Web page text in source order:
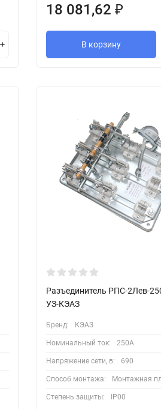
18 081,62 ₽
В корзину
Разъединитель РПС-2Лев-
УЗ-КЭАЗ
Бренд: КЭАЗ
Номинальный ток: 250А
Напряжение сети, в: 690
Способ монтажа: Монтажная
Степень защиты: IP00